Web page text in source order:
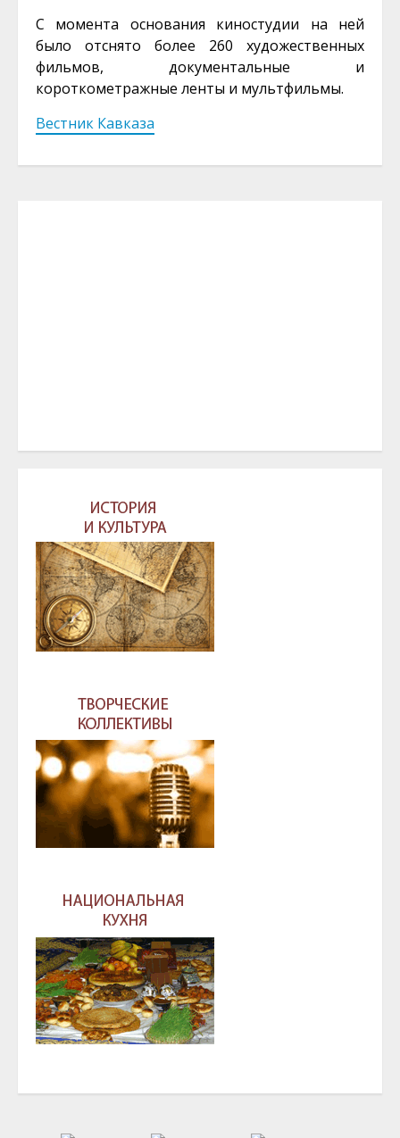
С момента основания киностудии на ней
было отснято более 260 художественных
фильмов, документальные и
короткометражные ленты и мультфильмы.
Вестник Кавказа